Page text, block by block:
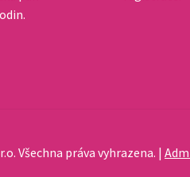
Všechna práva vyhrazena. |